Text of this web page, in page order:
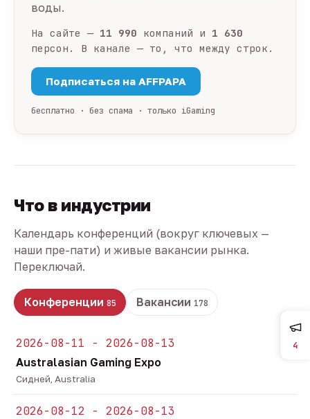
воды.
На сайте — 11 990 компаний и 1 630
персон. В канале — то, что между строк.
Подписаться на AFFPAPA
бесплатно · без спама · только iGaming
Что в индустрии
Календарь конференций (вокруг ключевых —
наши пре-пати) и живые вакансии рынка.
Переключай.
Конференции 85 Вакансии 178
2026-08-11 - 2026-08-13
Australasian Gaming Expo
Сидней, Australia
2026-08-12 - 2026-08-13
4